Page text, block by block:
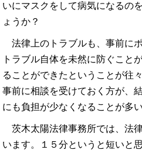
いにマスクをして病気になるの
ょうか？
法律上のトラブルも、事前に
トラブル自体を未然に防ぐこと
ることができたということが往
事前に相談を受けておく方が、
にも負担が少なくなることが多い
茨木太陽法律事務所では、法
います。１５分というと短いと